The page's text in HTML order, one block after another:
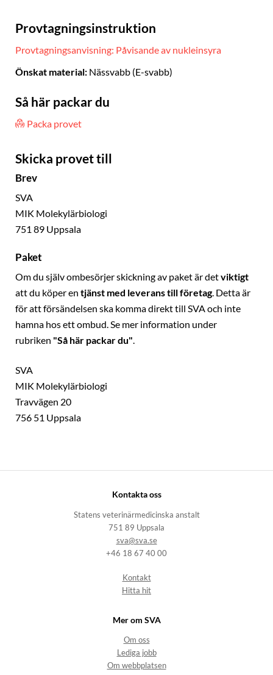
Provtagningsinstruktion
Provtagningsanvisning: Påvisande av nukleinsyra
Önskat material: Nässvabb (E-svabb)
Så här packar du
Packa provet
Skicka provet till
Brev
SVA
MIK Molekylärbiologi
751 89 Uppsala
Paket
Om du själv ombesörjer skickning av paket är detviktigt
att du köper en tjänst med leverans till företag. Detta är
för att försändelsen ska komma direkt till SVA och inte
hamna hos ett ombud. Se mer information under
rubriken "Så här packar du".
SVA
MIK Molekylärbiologi
Travvägen 20
756 51 Uppsala
Kontakta oss
Statens veterinärmedicinska anstalt
751 89 Uppsala
sva@sva.se
+46 18 67 40 00
Kontakt
Hitta hit
Mer om SVA
Om oss
Lediga jobb
Om webbplatsen